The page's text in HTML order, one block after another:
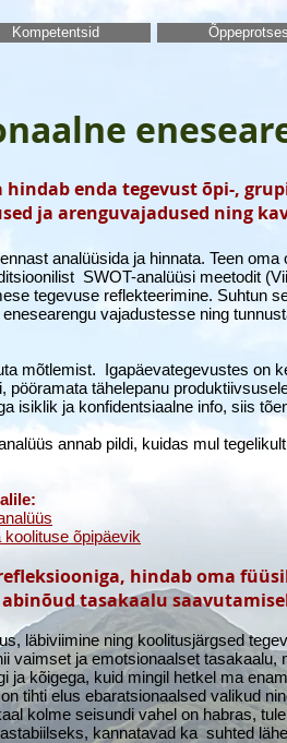
Kompetentsid
hindab enda tegevust õpi-,
ja arenguvajadused ning
analüüsida ja hinnata. Teen
SWOT-analüüsi meetodit
tegevuse reflekteerimine. Suhtun
vajadustesse ning
mõtlemist. Igapäevategevustes on
pööramata tähelepanu
isiklik ja konfidentsiaalne info, siis
annab pildi, kuidas mul
koolituse õpipäevik
hindab oma
tasakaalu
läbiviimine ning koolitusjärgsed
vaimset ja emotsionaalset
ja kõigega, kuid mingil hetkel ma
tihti elus ebaratsionaalsed valikud
kolme seisundi vahel on habras,
kannatavad ka suhted